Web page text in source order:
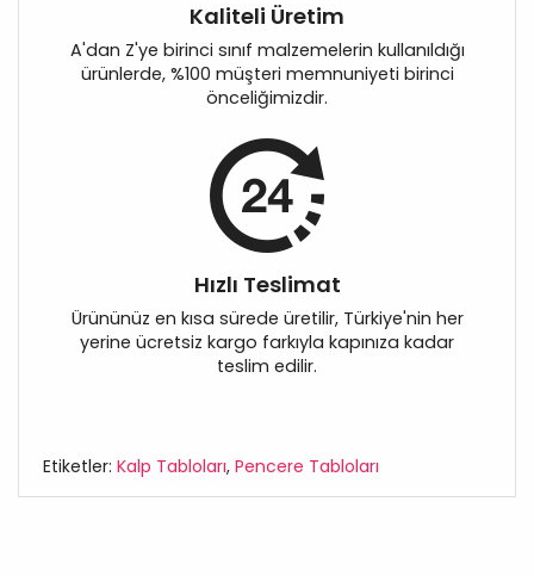
Kaliteli Üretim
A'dan Z'ye birinci sınıf malzemelerin kullanıldığı
ürünlerde, %100 müşteri memnuniyeti birinci
önceliğimizdir.
Hızlı Teslimat
Ürününüz en kısa sürede üretilir, Türkiye'nin her
yerine ücretsiz kargo farkıyla kapınıza kadar
teslim edilir.
Etiketler: Kalp Tabloları, Pencere Tabloları